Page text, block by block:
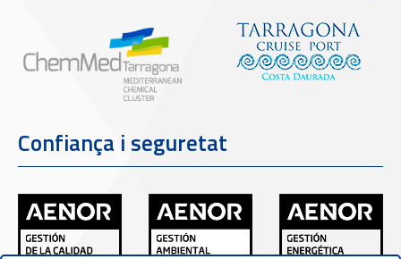
Confiança i seguretat